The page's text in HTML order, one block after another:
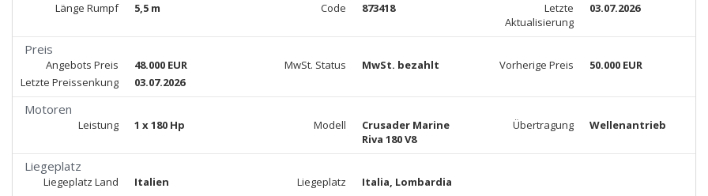
Länge Rumpf
5,5 m Code 873418
Letzte
Aktualisierung
03.07.2026
Preis
Angebots Preis 48.000 EUR MwSt. Status MwSt. bezahlt Vorherige Preis
50.000 EUR
Letzte Preissenkung
03.07.2026
Motoren
Leistung 1 x 180 Hp Modell
Crusader Marine
Riva 180 V8
Übertragung Wellenantrieb
Liegeplatz
Liegeplatz Land Italien Liegeplatz Italia, Lombardia